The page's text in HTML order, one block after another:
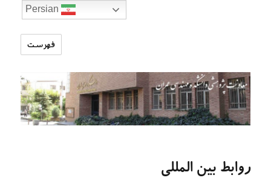
تارنمای
پژوهشی
دانشکده
مهندسی
فهرست
روابط بین المللی